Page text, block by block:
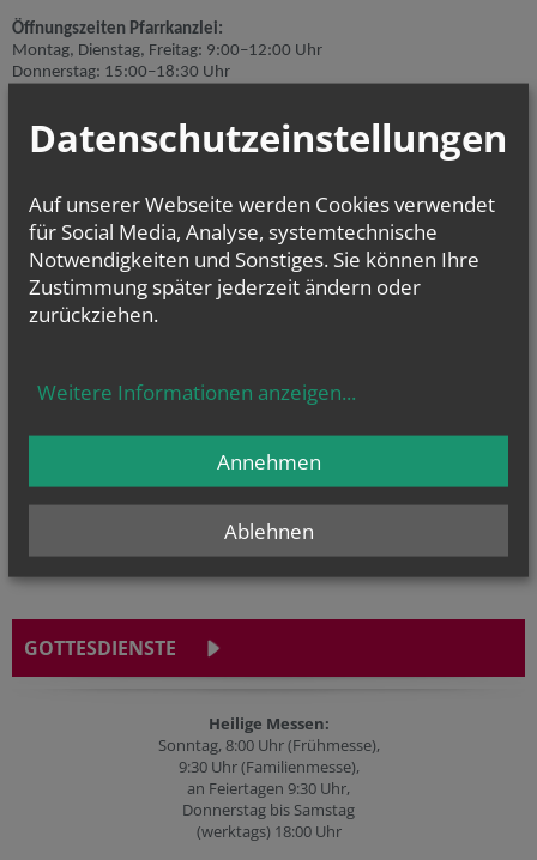
Öffnungszeiten Pfarrkanzlei:
Montag, Dienstag, Freitag: 9:00–12:00 Uhr
Donnerstag: 15:00–18:30 Uhr
URL
Secondary phone
Verification code
Fax
NEWSLETTER
Ich stimme derDatenverarbeitungzu.*
Ich habe dieInformationen zum Datenschutz
Security token
Website
Fax
Website
Secondary phone
URL
GOTTESDIENSTE
Heilige Messen:
Sonntag, 8:00 Uhr (Frühmesse),
9:30 Uhr (Familienmesse),
an Feiertagen 9:30 Uhr,
Donnerstag bis Samstag
(werktags) 18:00 Uhr
Datenschutzeinstellungen
Auf unserer Webseite werden Cookies verwendet
für Social Media, Analyse, systemtechnische
Notwendigkeiten und Sonstiges. Sie können Ihre
Zustimmung später jederzeit ändern oder
zurückziehen.
Weitere Informationen anzeigen...
Ablehnen
Annehmen